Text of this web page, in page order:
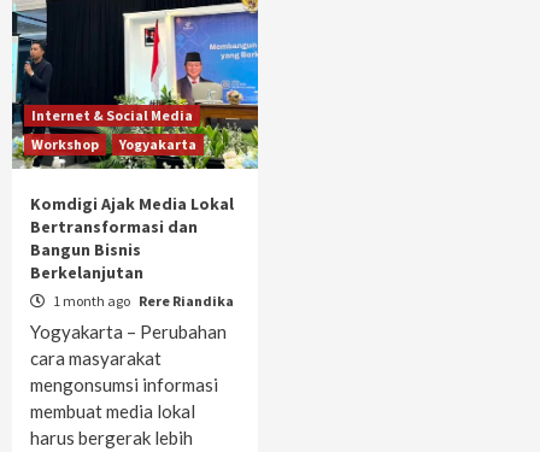
Internet & Social Media
Workshop
Yogyakarta
Komdigi Ajak Media Lokal
Bertransformasi dan
Bangun Bisnis
Berkelanjutan
1 month ago Rere Riandika
Yogyakarta – Perubahan
cara masyarakat
mengonsumsi informasi
membuat media lokal
harus bergerak lebih